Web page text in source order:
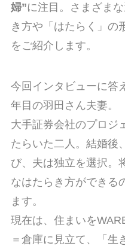
婦”に注目。さまざま
き方や「はたらく」の
をご紹介します。
今回インタビューに答
年目の羽田さん夫妻。
大手証券会社のプロジ
たらいた二人。結婚後
び、夫は独立を選択。
なはたらき方ができる
ます。
現在は、住まいを
＝倉庫に見立て、「生